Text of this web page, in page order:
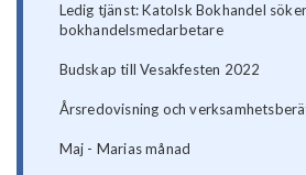
Ledig tjänst: Katolsk Bokhandel söker
bokhandelsmedarbetare
Budskap till Vesakfesten 2022
Årsredovisning och
Maj - Marias månad